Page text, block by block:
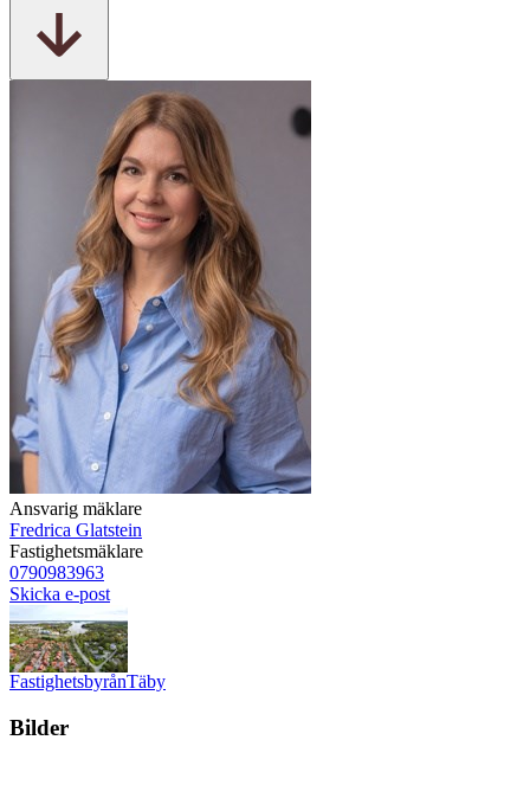
Ansvarig mäklare
Fredrica Glatstein
Fastighetsmäklare
0790983963
Skicka e-post
FastighetsbyrånTäby
Bilder